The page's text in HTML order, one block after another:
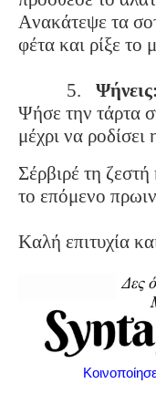
Ανακάτεψε τα
φέτα και ρίξε το
5.
Ψήνεις:
Ψήσε την τάρτα
μέχρι να ροδίσει
Σέρβιρέ τη ζεστή
το επόμενο
Καλή επιτυχία